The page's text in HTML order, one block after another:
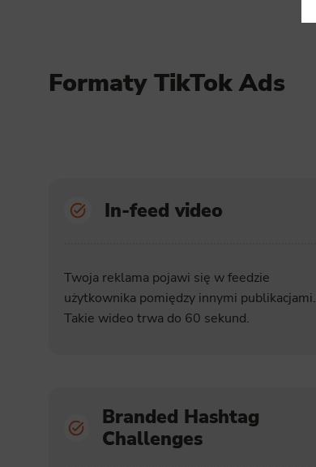
Formaty TikTok Ads
In-feed video
Twoja reklama pojawi się w feedzie
użytkownika pomiędzy innymi publikacjami.
Takie wideo trwa do 60 sekund.
Branded Hashtag
Challenges